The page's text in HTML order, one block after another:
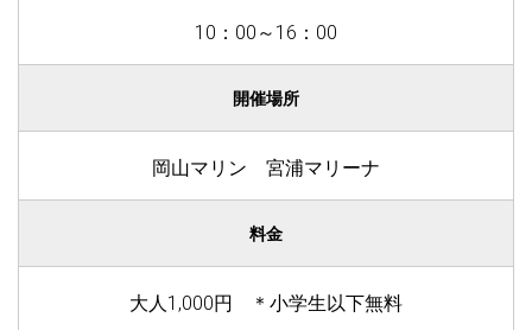
10：00～16：00
開催場所
岡山マリン 宮浦マリーナ
料金
大人1,000円 ＊小学生以下無料